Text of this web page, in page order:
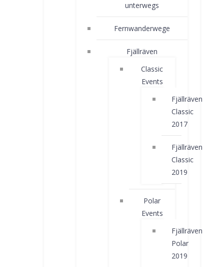
unterwegs
Fernwanderwege
Fjällräven
Classic
Events
Fjällräven
Classic
2017
Fjällräven
Classic
2019
Polar
Events
Fjällräven
Polar
2019